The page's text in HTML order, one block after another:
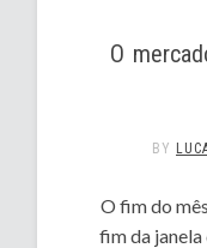
O
BY
O fim do
fim da